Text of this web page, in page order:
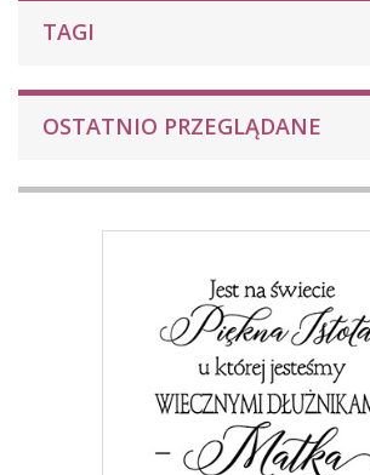
TAGI
OSTATNIO PRZEGLĄDANE